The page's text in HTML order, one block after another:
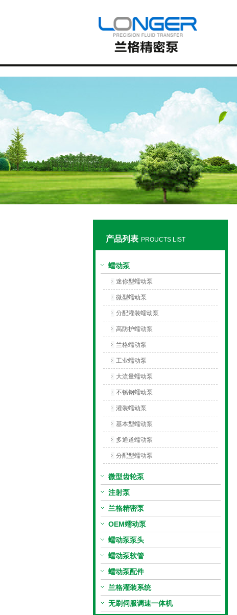
产品列表 PROUCTS LIST
蠕动泵
迷你型蠕动泵
微型蠕动泵
分配灌装蠕动泵
高防护蠕动泵
兰格蠕动泵
工业蠕动泵
大流量蠕动泵
不锈钢蠕动泵
灌装蠕动泵
基本型蠕动泵
多通道蠕动泵
分配型蠕动泵
微型齿轮泵
注射泵
兰格精密泵
OEM蠕动泵
蠕动泵泵头
蠕动泵软管
蠕动泵配件
兰格灌装系统
无刷伺服调速一体机